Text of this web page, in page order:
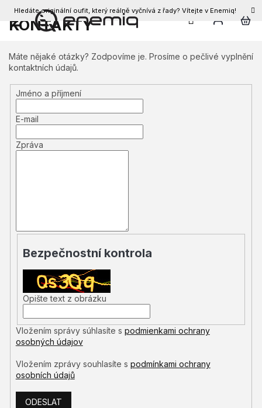
Přejít
Hledáte originální oufit, který reálně vyčnívá z řady? Vítejte v Enemiq!
CZK
KONTAKTY
Máte nějaké otázky? Zodpovíme je. Prosíme o pečlivé vyplnění
kontaktních údajů.
Jméno a příjmení
E-mail
Zpráva
Bezpečnostní kontrola
Opište text z obrázku
Vložením správy súhlasíte s podmienkami ochrany
osobných údajov
Vložením zprávy souhlasíte s podmínkami ochrany
osobních údajů
ODESLAT